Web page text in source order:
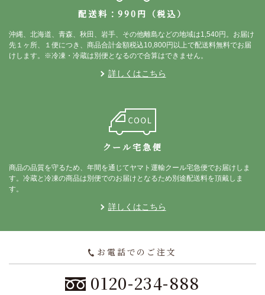
配送料：990円（税込）
沖縄、北海道、青森、秋田、岩手、その他離島などの地域は1,540円。お届け
先１ヶ所、１便につき、商品合計金額税込10,800円以上で配送料無料でお届
けします。※冷凍・冷蔵は別便となるので合算はできません。
詳しくはこちら
クール宅急便
商品の品質を守るため、年間を通じてヤマト運輸クール宅急便でお届けしま
す。冷蔵と冷凍の商品は別便でのお届けとなるため別途配送料を頂戴しま
す。
詳しくはこちら
お電話でのご注文
0120-234-888